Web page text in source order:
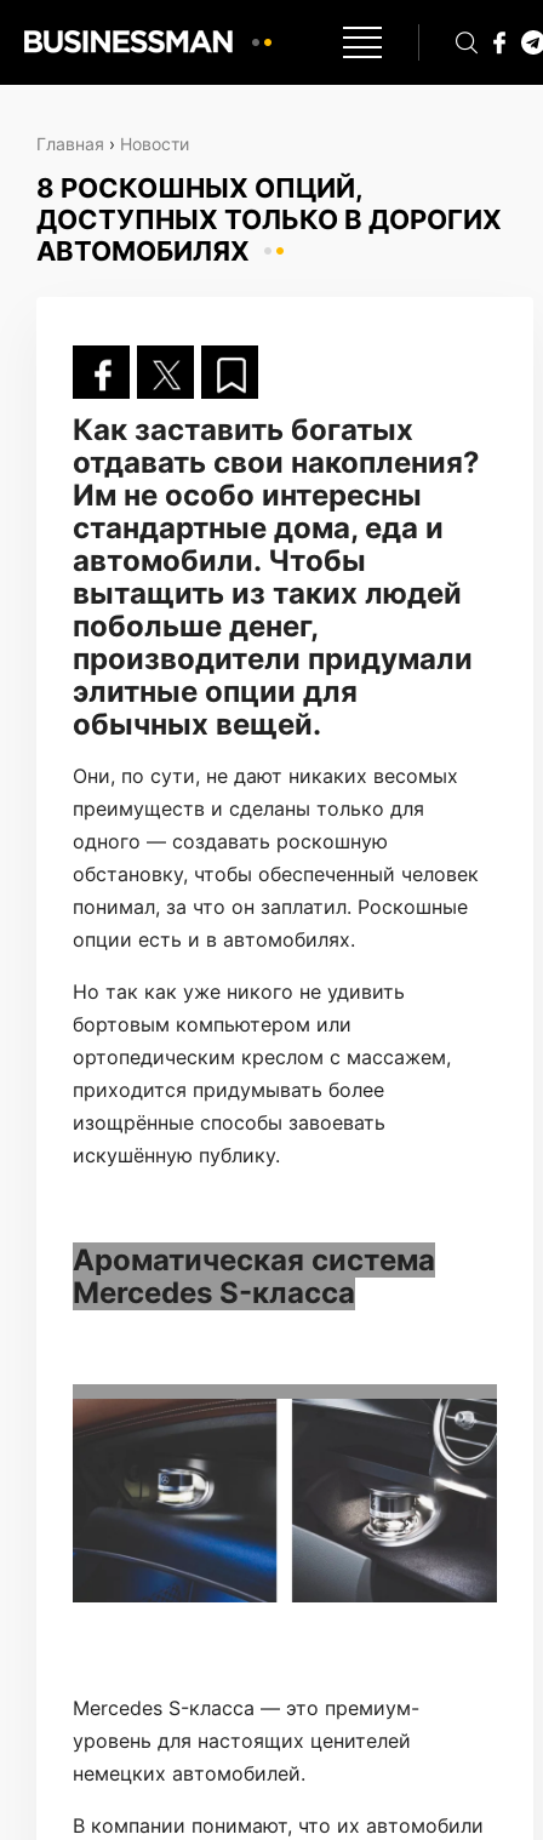
Главная › Новости
8 РОСКОШНЫХ ОПЦИЙ,
ДОСТУПНЫХ ТОЛЬКО В ДОРОГИХ
АВТОМОБИЛЯХ
Как заставить богатых
отдавать свои накопления?
Им не особо интересны
стандартные дома, еда и
автомобили. Чтобы
вытащить из таких людей
побольше денег,
производители придумали
элитные опции для
обычных вещей.
Они, по сути, не дают никаких весомых
преимуществ и сделаны только для
одного — создавать роскошную
обстановку, чтобы обеспеченный человек
понимал, за что он заплатил. Роскошные
опции есть и в автомобилях.
Но так как уже никого не удивить
бортовым компьютером или
ортопедическим креслом с массажем,
приходится придумывать более
изощрённые способы завоевать
искушённую публику.
Ароматическая система
Mercedes S-класса
Mercedes S-класса — это премиум-
уровень для настоящих ценителей
немецких автомобилей.
В компании понимают, что их автомобили